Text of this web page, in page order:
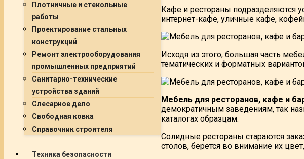
Плотничные и стекольные
работы
Проектирование стальных
конструкций
Ремонт электрооборудования
промышленных предприятий
Санитарно-технические
устройства зданий
Слесарное дело
Свободная ковка
Справочник строителя
Техника безопасности
Кафе и рестораны подразделяются
интернет-кафе, уличные кафе,
Исходя из этого, большая часть
тематических и форматных
Мебель для ресторанов, кафе и
демократичным заведениям, так
каталогах образцам.
Солидные рестораны стараются
столов, берется во внимание их